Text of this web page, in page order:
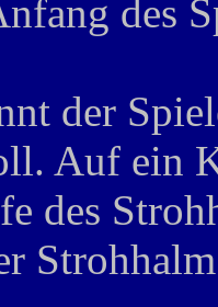
des
der
Auf ein
des